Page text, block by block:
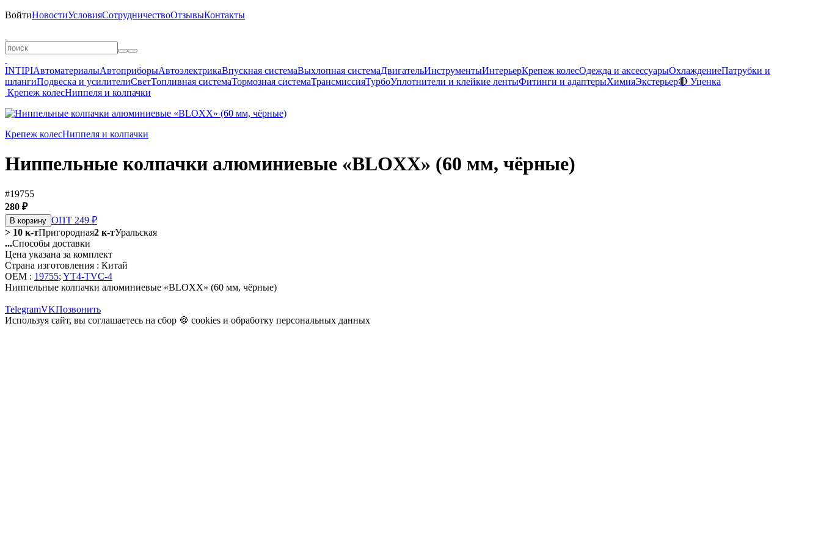
ВойтиНовостиУсловияСотрудничествоОтзывыКонтакты
INTIPIАвтоматериалыАвтоприборыАвтоэлектрикаВпускная системаВыхлопная системаДвигательИнструментыИнтерьерКрепеж колесОдежда и аксессуарыОхлаждениеПатрубки и
шлангиПодвеска и усилителиСветТопливная системаТормозная системаТрансмиссияТурбоУплотнители и клейкие лентыФитинги и адаптерыХимияЭкстерьер🔴 Уценка
Крепеж колесНиппеля и колпачки
Крепеж колесНиппеля и колпачки
Ниппельные колпачки алюминиевые «BLOXX» (60 мм, чёрные)
#19755
280 ₽
В корзину ОПТ 249 ₽
> 10 к-тПригородная2 к-тУральская
...Способы доставки
Цена указана за комплект
Страна изготовления : Китай
OEM : 19755; YT4-TVC-4
Ниппельные колпачки алюминиевые «BLOXX» (60 мм, чёрные)
TelegramVKПозвонить
Используя сайт, вы соглашаетесь на сбор 🍪 cookies и обработку персональных данных